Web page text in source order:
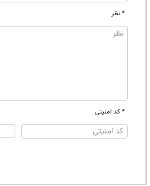
* نظر
* کد امنیتی